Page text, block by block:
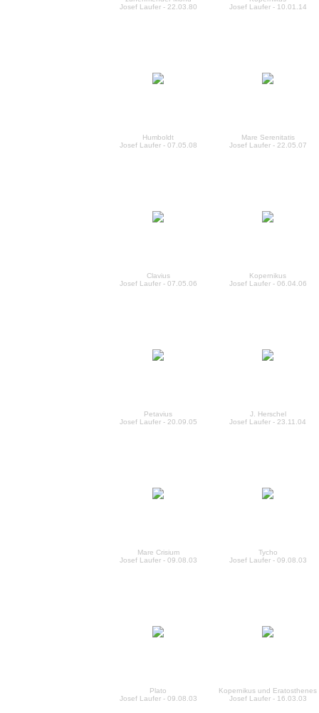
Josef Laufer - 22.03.80
Josef Laufer - 10.01.14
Humboldt
Josef Laufer - 07.05.08
Mare Serenitatis
Josef Laufer - 22.05.07
Clavius
Josef Laufer - 07.05.06
Kopernikus
Josef Laufer - 06.04.06
Petavius
Josef Laufer - 20.09.05
J. Herschel
Josef Laufer - 23.11.04
Mare Crisium
Josef Laufer - 09.08.03
Tycho
Josef Laufer - 09.08.03
Plato
Josef Laufer - 09.08.03
Kopernikus und Eratosthenes
Josef Laufer - 16.03.03